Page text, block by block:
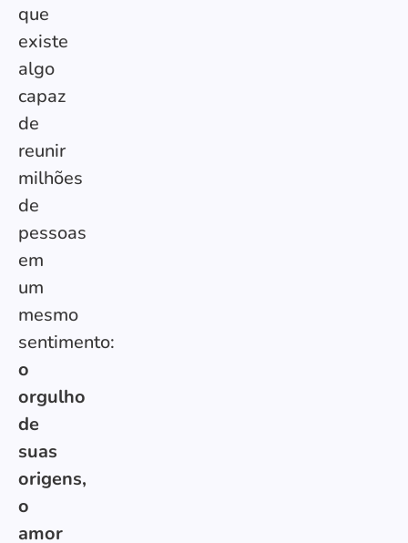
que
existe
algo
capaz
de
reunir
milhões
de
pessoas
em
um
mesmo
sentimento:
o
orgulho
de
suas
origens,
o
amor